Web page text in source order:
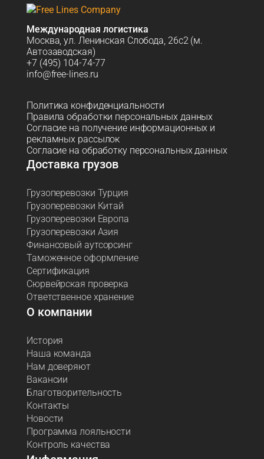
Международная логистика
Москва, ул. Ленинская Слобода, 26с2 (м.
Автозаводская)
+7 (495) 104-74-77
info@free-lines.ru
Политика конфиденциальности
Правила обработки персональных данных
Согласие на получение информационных и
рекламных рассылок
Согласие на обработку персональных данных
Доставка грузов
Грузоперевозки Турция
Грузоперевозки Китай
Грузоперевозки Европа
Грузоперевозки Азия
Финансовый аутсорсинг
Таможенное оформление
Сертификация
Сюрвейрская проверка
Ответственное хранение
О компании
История
Наша команда
Нам доверяют
Вакансии
Благотворительность
Контакты
Новости
Программа лояльности
Контроль качества